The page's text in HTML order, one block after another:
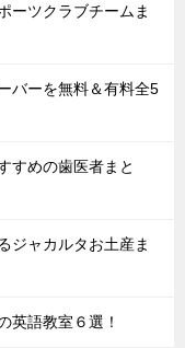
ーツクラブチームま
バーを無料＆有料全5
すめの歯医者まと
ジャカルタお土産ま
英語教室６選！